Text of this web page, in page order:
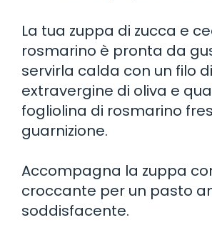
La tua zuppa di zucca e
rosmarino è pronta da
servirla calda con un filo
extravergine di oliva e
fogliolina di rosmarino
guarnizione.
Accompagna la zuppa
croccante per un pasto
soddisfacente.